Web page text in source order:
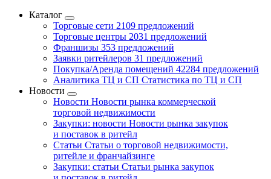
Каталог
Торговые сети 2109 предложений
Торговые центры 2031 предложений
Франшизы 353 предложений
Заявки ритейлеров 31 предложений
Покупка/Аренда помещений 42284 предложений
Аналитика ТЦ и СП Статистика по ТЦ и СП
Новости
Новости Новости рынка коммерческой
торговой недвижимости
Закупки: новости Новости рынка закупок
и поставок в ритейл
Статьи Статьи о торговой недвижимости,
ритейле и франчайзинге
Закупки: статьи Статьи рынка закупок